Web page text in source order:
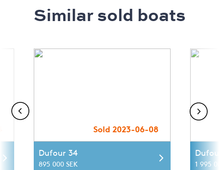
Similar sold boats
Sold 2023-06-08
Dufour 34
895 000 SEK 1 995